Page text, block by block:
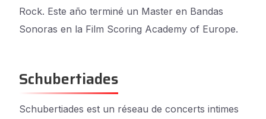
Rock. Este año terminé un Master en Bandas
Sonoras en la Film Scoring Academy of Europe.
Schubertiades
Schubertiades est un réseau de concerts intimes